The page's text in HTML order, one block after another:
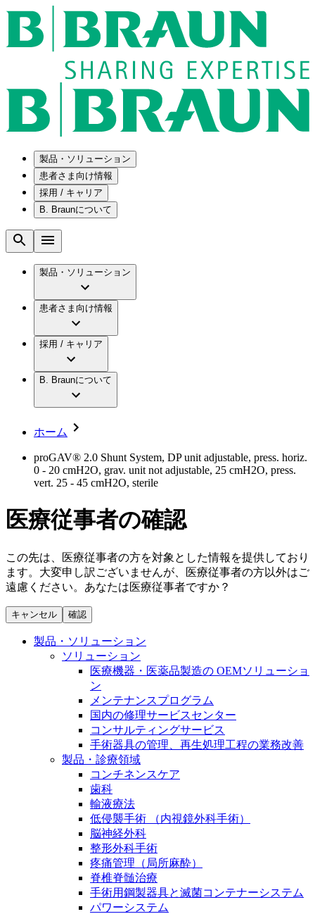
製品・ソリューション
ソリューション
メンテナンスプログラム
国内の修理サービスセンター
手術器具の管理、再生処理工程の業務改善
製品・診療領域
歯科
低侵襲手術 （内視鏡外科手術）
脊椎脊髄治療
手術用鋼製器具と滅菌コンテナーシステム
縫合糸 / 皮膚用接着剤
創傷ケア
ソリューション
製品・診療領域
製品ポートフォリオ​
こちらの製品ポートフォリオからも、製品をお探しい
ただくことができます。
患者さま向け情報
腰椎椎間板ヘルニアについて
水頭症について
慢性創傷の治癒
アクトリーン ハイライト カテ
アクトリーン ハイライト セット
疾患・症状
膝関節の構造とその疾患
身体の中で最も大きい関節である膝関節。日常の生活
を支える、その機能や特徴とは？傷めてしまった場合
には、どのような治療の選択肢があるのでしょう。
採用 / キャリア
ビー・ブラウンエースクラップ株式会社の
ビー・ブラウンエースクラップ株式会社の
会社概要
報
要
キャリア（B. Braunで働くということ）
私たちのカルチャー
採用情報
キャリア（B. Braunで働くということ）
ビー・ブラウンエースクラッﾌﾟで新たな可能性を見つ
けませんか？現在募集中のポジションをご覧いただけ
ます。
B. Braunについて
ビジョンとバリュー
ブランド
ついて
イノベーション
私たちの責任
多様性
お問合せ
お問合せフォーム
取材・撮影のお申込み
ニューススペース
ニュースリリース
医療従事者さま向けニュース
会社
私たちの責任
ニューススペース
製品・ソリューション
患者さま向け情報
採用 / キャリア
B. Braunについて
ホーム
proGAV® 2.0 Shunt System, DP unit adjustable, press. horiz.
0 - 20 cmH2O, grav. unit not adjustable, 25 cmH2O, press.
vert. 25 - 45 cmH2O, sterile
医療従事者の確認
この先は、医療従事者の方を対象とした情報を提供しており
ます。大変申し訳ございませんが、医療従事者の方以外はご
遠慮ください。あなたは医療従事者ですか？
キャンセル 確認
製品・ソリューション
ソリューション
医療機器・医薬品製造の OEMソリューショ
ン
メンテナンスプログラム
国内の修理サービスセンター
コンサルティングサービス
手術器具の管理、再生処理工程の業務改善
製品・診療領域
コンチネンスケア
歯科
輸液療法
低侵襲手術 （内視鏡外科手術）
脳神経外科
整形外科手術
疼痛管理（局所麻酔）
脊椎脊髄治療
手術用鋼製器具と滅菌コンテナーシステム
パワーシステム